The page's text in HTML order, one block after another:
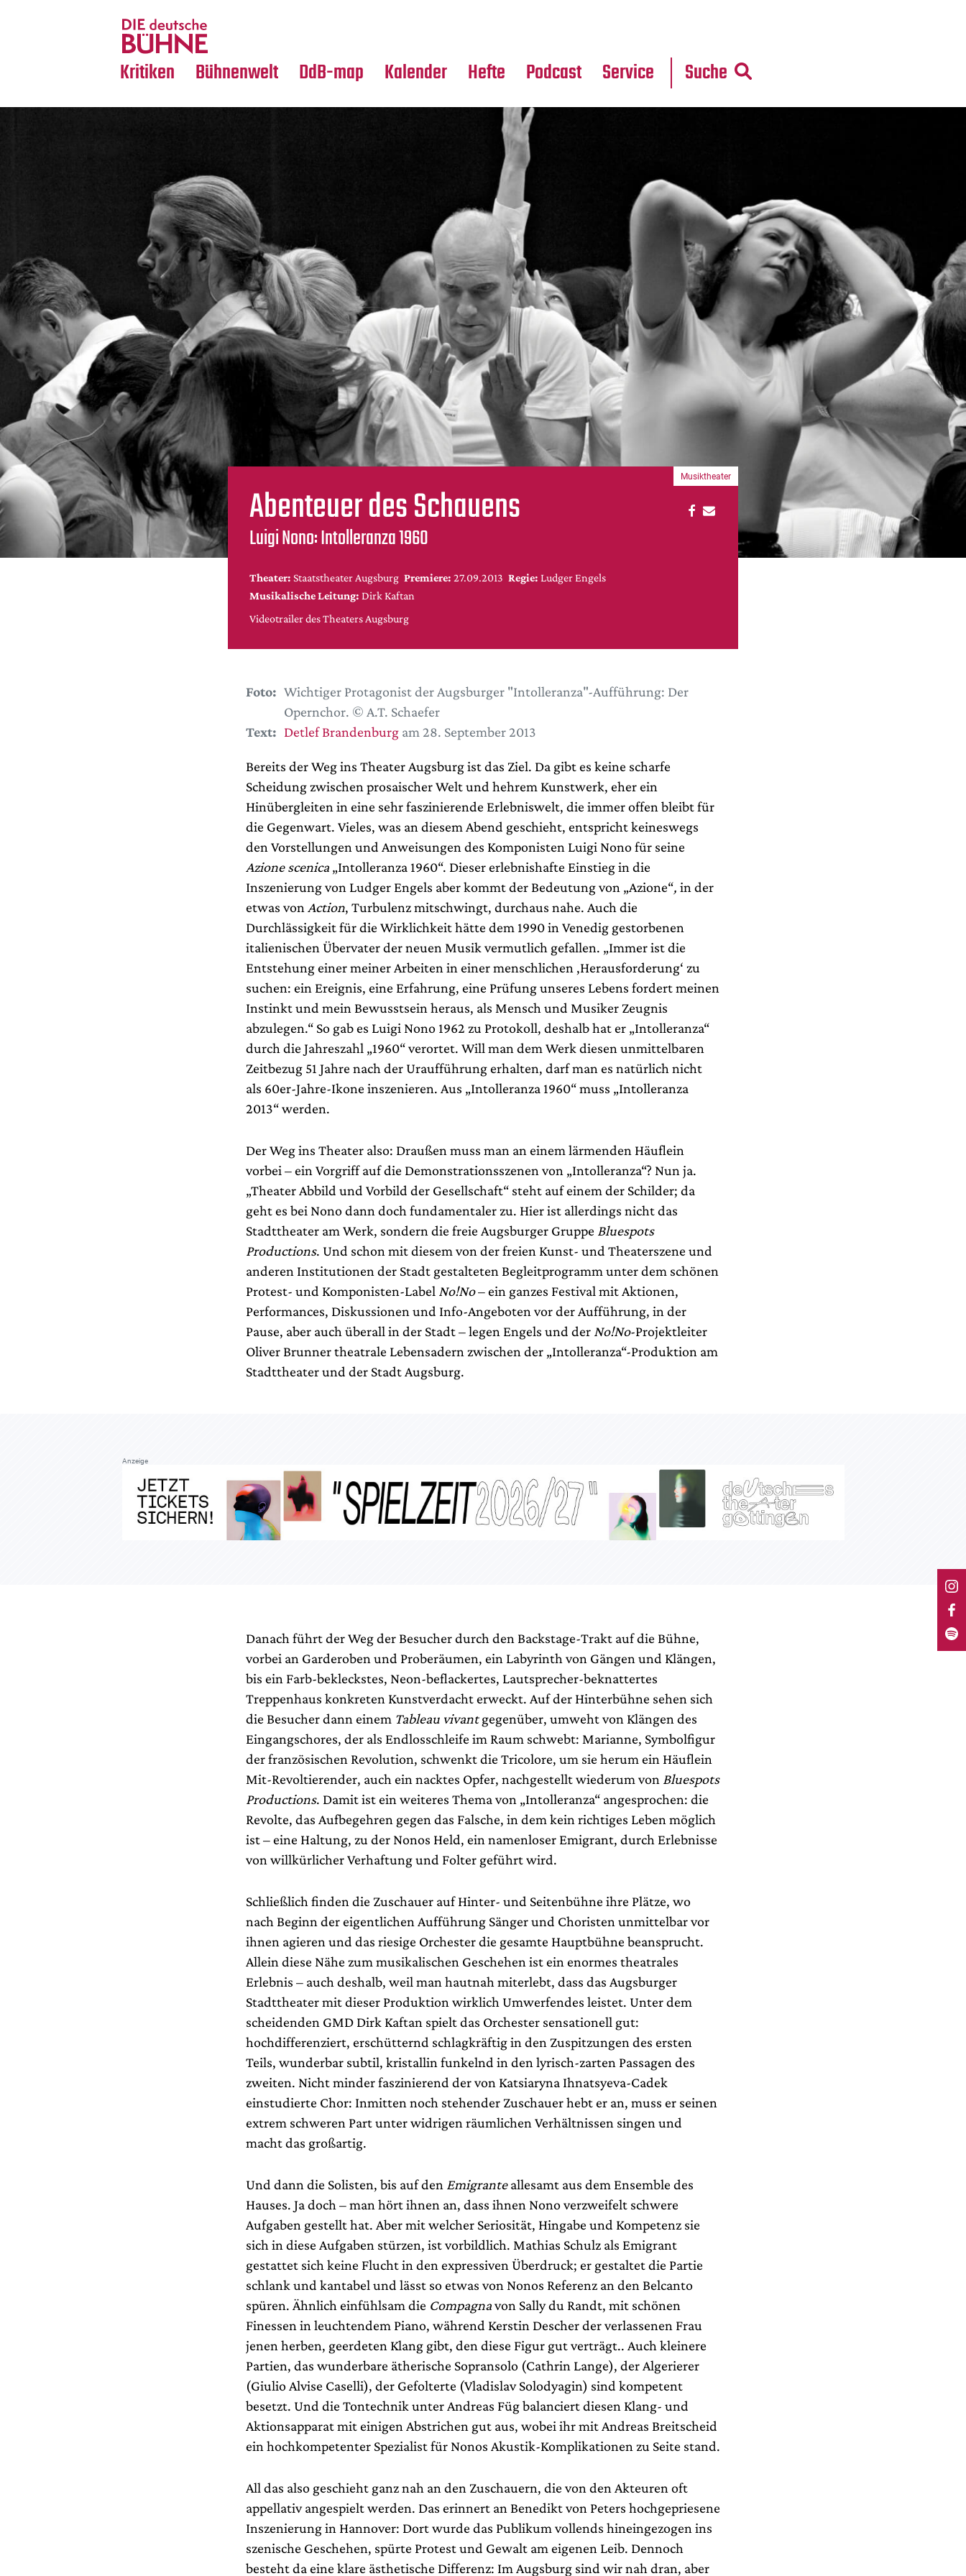
Kritiken
Crossover
Bühnenwelt
Medientipps
DdB-map Kalender Hefte Podcast Service Suche
Abenteuer des Schauens
Luigi Nono: Intolleranza 1960
Theater: Staatstheater Augsburg Premiere: 27.09.2013 Regie: Ludger Engels
Musikalische Leitung: Dirk Kaftan
Videotrailer des Theaters Augsburg
Musiktheater
Foto: Wichtiger Protagonist der Augsburger "Intolleranza"-Aufführung: Der
Opernchor. © A.T. Schaefer
Text: Detlef Brandenburgam 28. September 2013
Bereits der Weg ins Theater Augsburg ist das Ziel. Da gibt es keine scharfe
Scheidung zwischen prosaischer Welt und hehrem Kunstwerk, eher ein
Hinübergleiten in eine sehr faszinierende Erlebniswelt, die immer offen bleibt für
die Gegenwart. Vieles, was an diesem Abend geschieht, entspricht keineswegs
den Vorstellungen und Anweisungen des Komponisten Luigi Nono für seine
Azione scenica „Intolleranza 1960“. Dieser erlebnishafte Einstieg in die
Inszenierung von Ludger Engels aber kommt der Bedeutung von „Azione“, in der
etwas von Action, Turbulenz mitschwingt, durchaus nahe. Auch die
Durchlässigkeit für die Wirklichkeit hätte dem 1990 in Venedig gestorbenen
italienischen Übervater der neuen Musik vermutlich gefallen. „Immer ist die
Entstehung einer meiner Arbeiten in einer menschlichen ,Herausforderung‘ zu
suchen: ein Ereignis, eine Erfahrung, eine Prüfung unseres Lebens fordert meinen
Instinkt und mein Bewusstsein heraus, als Mensch und Musiker Zeugnis
abzulegen.“ So gab es Luigi Nono 1962 zu Protokoll, deshalb hat er „Intolleranza“
durch die Jahreszahl „1960“ verortet. Will man dem Werk diesen unmittelbaren
Zeitbezug 51 Jahre nach der Uraufführung erhalten, darf man es natürlich nicht
als 60er-Jahre-Ikone inszenieren. Aus „Intolleranza 1960“ muss „Intolleranza
2013“ werden.
Der Weg ins Theater also: Draußen muss man an einem lärmenden Häuflein
vorbei – ein Vorgriff auf die Demonstrationsszenen von „Intolleranza“? Nun ja.
„Theater Abbild und Vorbild der Gesellschaft“ steht auf einem der Schilder; da
geht es bei Nono dann doch fundamentaler zu. Hier ist allerdings nicht das
Stadttheater am Werk, sondern die freie Augsburger Gruppe Bluespots
Productions. Und schon mit diesem von der freien Kunst- und Theaterszene und
anderen Institutionen der Stadt gestalteten Begleitprogramm unter dem schönen
Protest- und Komponisten-Label No!No– ein ganzes Festival mit Aktionen,
Performances, Diskussionen und Info-Angeboten vor der Aufführung, in der
Pause, aber auch überall in der Stadt – legen Engels und der No!No-Projektleiter
Oliver Brunner theatrale Lebensadern zwischen der „Intolleranza“-Produktion am
Stadttheater und der Stadt Augsburg.
Anzeige
Danach führt der Weg der Besucher durch den Backstage-Trakt auf die Bühne,
vorbei an Garderoben und Proberäumen, ein Labyrinth von Gängen und Klängen,
bis ein Farb-bekleckstes, Neon-beflackertes, Lautsprecher-beknattertes
Treppenhaus konkreten Kunstverdacht erweckt. Auf der Hinterbühne sehen sich
die Besucher dann einem Tableau vivantgegenüber, umweht von Klängen des
Eingangschores, der als Endlosschleife im Raum schwebt: Marianne, Symbolfigur
der französischen Revolution, schwenkt die Tricolore, um sie herum ein Häuflein
Mit-Revoltierender, auch ein nacktes Opfer, nachgestellt wiederum von Bluespots
Productions. Damit ist ein weiteres Thema von „Intolleranza“ angesprochen: die
Revolte, das Aufbegehren gegen das Falsche, in dem kein richtiges Leben möglich
ist – eine Haltung, zu der Nonos Held, ein namenloser Emigrant, durch Erlebnisse
von willkürlicher Verhaftung und Folter geführt wird.
Schließlich finden die Zuschauer auf Hinter- und Seitenbühne ihre Plätze, wo
nach Beginn der eigentlichen Aufführung Sänger und Choristen unmittelbar vor
ihnen agieren und das riesige Orchester die gesamte Hauptbühne beansprucht.
Allein diese Nähe zum musikalischen Geschehen ist ein enormes theatrales
Erlebnis – auch deshalb, weil man hautnah miterlebt, dass das Augsburger
Stadttheater mit dieser Produktion wirklich Umwerfendes leistet. Unter dem
scheidenden GMD Dirk Kaftan spielt das Orchester sensationell gut:
hochdifferenziert, erschütternd schlagkräftig in den Zuspitzungen des ersten
Teils, wunderbar subtil, kristallin funkelnd in den lyrisch-zarten Passagen des
zweiten. Nicht minder faszinierend der von Katsiaryna Ihnatsyeva-Cadek
einstudierte Chor: Inmitten noch stehender Zuschauer hebt er an, muss er seinen
extrem schweren Part unter widrigen räumlichen Verhältnissen singen und
macht das großartig.
Und dann die Solisten, bis auf den Emigranteallesamt aus dem Ensemble des
Hauses. Ja doch – man hört ihnen an, dass ihnen Nono verzweifelt schwere
Aufgaben gestellt hat. Aber mit welcher Seriosität, Hingabe und Kompetenz sie
sich in diese Aufgaben stürzen, ist vorbildlich. Mathias Schulz als Emigrant
gestattet sich keine Flucht in den expressiven Überdruck; er gestaltet die Partie
schlank und kantabel und lässt so etwas von Nonos Referenz an den Belcanto
spüren. Ähnlich einfühlsam die Compagnavon Sally du Randt, mit schönen
Finessen in leuchtendem Piano, während Kerstin Descher der verlassenen Frau
jenen herben, geerdeten Klang gibt, den diese Figur gut verträgt.. Auch kleinere
Partien, das wunderbare ätherische Sopransolo (Cathrin Lange), der Algerierer
(Giulio Alvise Caselli), der Gefolterte (Vladislav Solodyagin) sind kompetent
besetzt. Und die Tontechnik unter Andreas Füg balanciert diesen Klang- und
Aktionsapparat mit einigen Abstrichen gut aus, wobei ihr mit Andreas Breitscheid
ein hochkompetenter Spezialist für Nonos Akustik-Komplikationen zu Seite stand.
All das also geschieht ganz nah an den Zuschauern, die von den Akteuren oft
appellativ angespielt werden. Das erinnert an Benedikt von Peters hochgepriesene
Inszenierung in Hannover: Dort wurde das Publikum vollends hineingezogen ins
szenische Geschehen, spürte Protest und Gewalt am eigenen Leib. Dennoch
besteht da eine klare ästhetische Differenz: Im Augsburg sind wir nah dran, aber